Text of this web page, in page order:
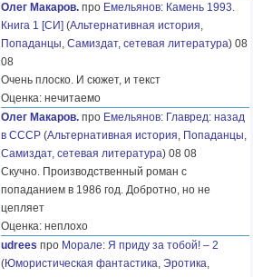
Олег Макаров. про Емельянов: Камень 1993.
Книга 1 [СИ] (Альтернативная история,
Попаданцы, Самиздат, сетевая литература) 08
08
Очень плоско. И сюжет, и текст
Оценка: нечитаемо
Олег Макаров. про Емельянов: Главред: назад
в СССР (Альтернативная история, Попаданцы,
Самиздат, сетевая литература) 08 08
Скучно. Производственный роман с
попаданием в 1986 год. Добротно, но не
цепляет
Оценка: неплохо
udrees про Морале: Я приду за тобой! – 2
(Юмористическая фантастика, Эротика,